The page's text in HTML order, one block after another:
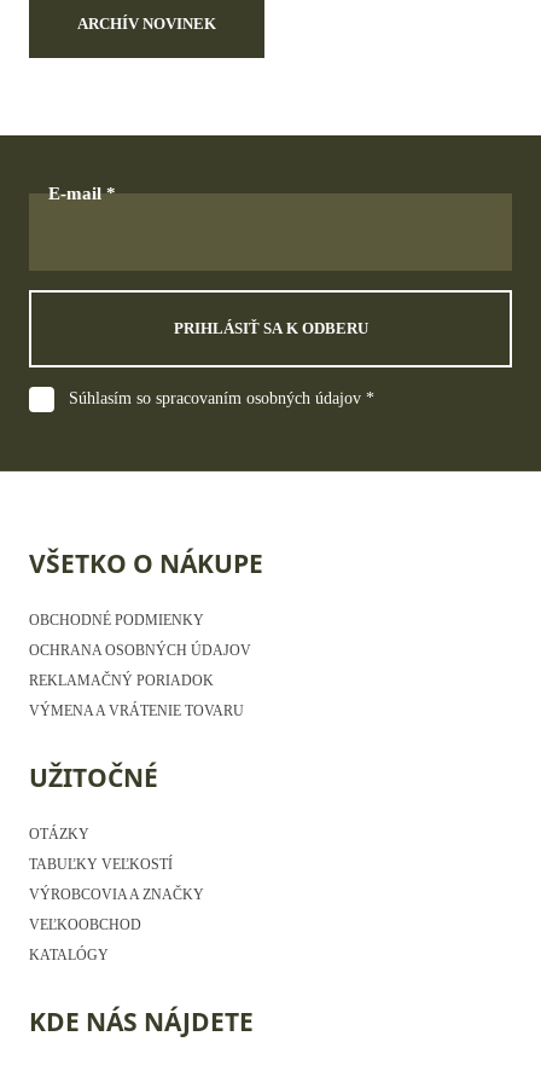
ARCHÍV NOVINEK
E-mail
PRIHLÁSIŤ SA K ODBERU
Súhlasím so spracovaním osobných údajov *
VŠETKO O NÁKUPE
OBCHODNÉ PODMIENKY
OCHRANA OSOBNÝCH ÚDAJOV
REKLAMAČNÝ PORIADOK
VÝMENA A VRÁTENIE TOVARU
UŽITOČNÉ
OTÁZKY
TABUĽKY VEĽKOSTÍ
VÝROBCOVIA A ZNAČKY
VEĽKOOBCHOD
KATALÓGY
KDE NÁS NÁJDETE